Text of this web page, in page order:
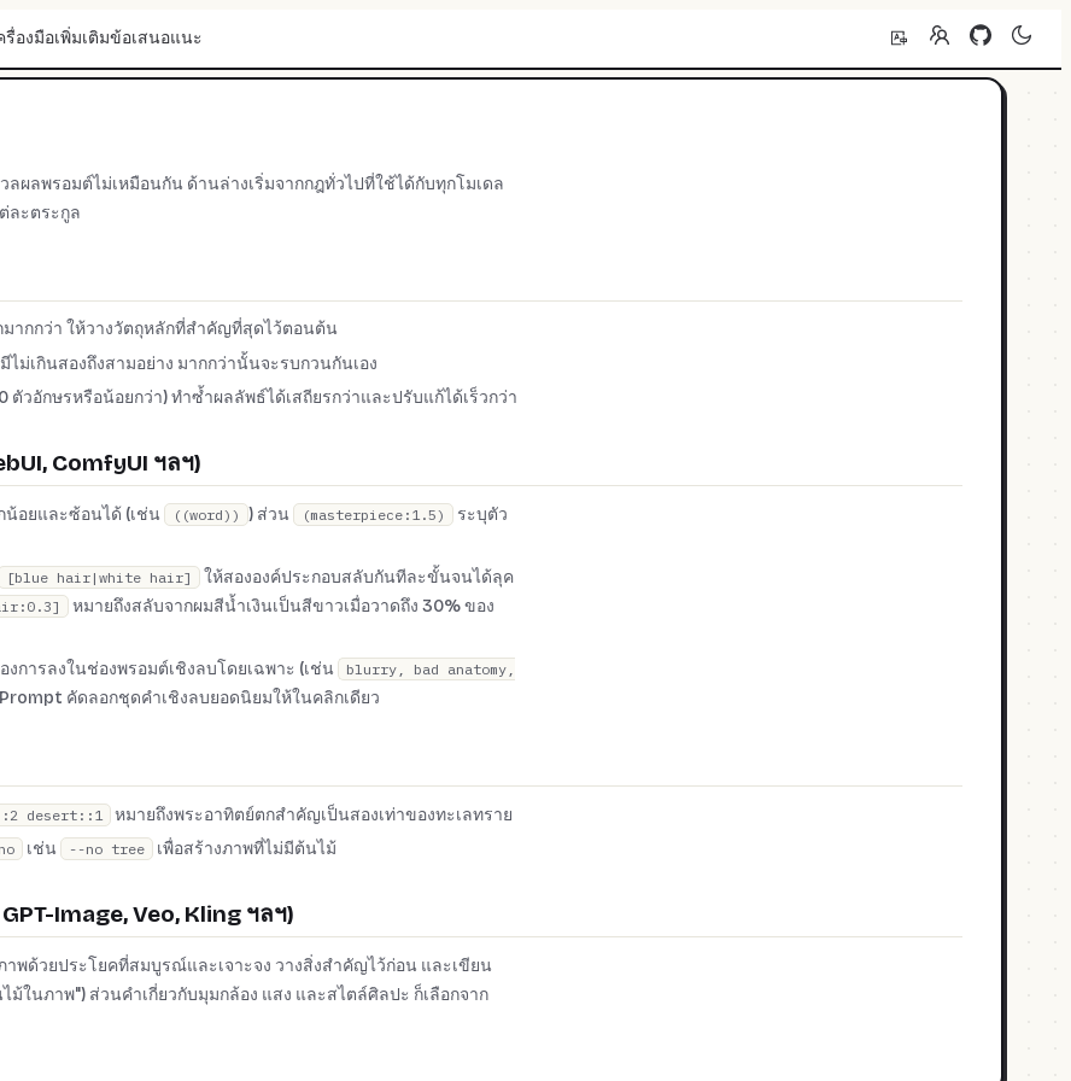
รื่องมือเพิ่มเติมข้อเสนอแนะ
ผลพรอมต์ไม่เหมือนกัน ด้านล่างเริ่มจากกฎทั่วไปที่ใช้ได้กับทุกโมเดล
ละตระกูล
ากกว่า ให้วางวัตถุหลักที่สำคัญที่สุดไว้ตอนต้น
ม่เกินสองถึงสามอย่าง มากกว่านั้นจะรบกวนกันเอง
ตัวอักษรหรือน้อยกว่า) ทำซ้ำผลลัพธ์ได้เสถียรกว่าและปรับแก้ได้เร็วกว่า
ComfyUI ฯลฯ)
น้อยและซ้อนได้ (เช่น ((word)) ) ส่วน (masterpiece:1.5)
ระบุตัว
[blue hair|white hair]
ให้สององค์ประกอบสลับกันทีละขั้นจนได้ลุค
หมายถึงสลับจากผมสีน้ำเงินเป็นสีขาวเมื่อวาดถึง 30% ของ
การลงในช่องพรอมต์เชิงลบโดยเฉพาะ (เช่น
blurry, bad anatomy,
คัดลอกชุดคำเชิงลบยอดนิยมให้ในคลิกเดียว
desert::1
หมายถึงพระอาทิตย์ตกสำคัญเป็นสองเท่าของทะเลทราย
เช่น --no tree เพื่อสร้างภาพที่ไม่มีต้นไม้
Image, Veo, Kling ฯลฯ)
พด้วยประโยคที่สมบูรณ์และเจาะจง วางสิ่งสำคัญไว้ก่อน และเขียน
ม้ในภาพ") ส่วนคำเกี่ยวกับมุมกล้อง แสง และสไตล์ศิลปะ ก็เลือกจาก